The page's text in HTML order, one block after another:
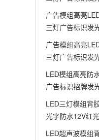
广告模组高亮
三灯广告标识发
广告模组高亮
三灯广告标识发
LED模组高亮防
广告标识招牌发
LED三灯模组背
光字防水12V红
LED超声波模组